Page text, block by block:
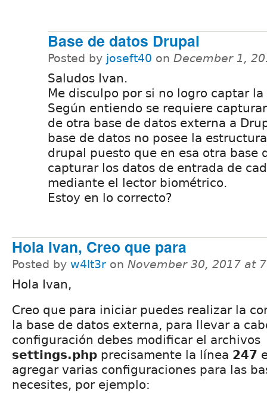
Base de datos Drupal
Posted by joseft40 on December 1,
Saludos Ivan.
Me disculpo por si no logro captar la
Según entiendo se requiere
de otra base de datos externa a
base de datos no posee la
drupal puesto que en esa otra base
capturar los datos de entrada de
mediante el lector biométrico.
Estoy en lo correcto?
Hola Ivan, Creo que para
Posted by w4lt3r on November 30, 2017 at
Hola Ivan,
Creo que para iniciar puedes realizar la
la base de datos externa, para llevar a
configuración debes modificar el archivos
settings.php precisamente la línea 247
agregar varias configuraciones para las
necesites, por ejemplo: